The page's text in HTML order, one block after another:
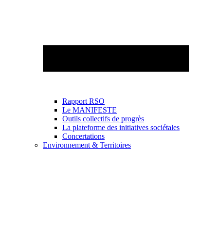
Rapport RSO
Le MANIFESTE
Outils collectifs de progrès
La plateforme des initiatives sociétales
Concertations
Environnement & Territoires